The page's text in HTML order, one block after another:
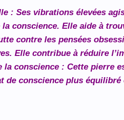
: Ses vibrations élevées
conscience. Elle aide à
contre les pensées
Elle contribue à réduire
la conscience : Cette pierre
de conscience plus équilibré